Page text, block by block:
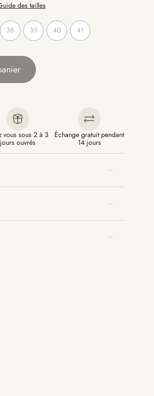
des tailles
38 39 40 41
vous sous 2 à 3
jours ouvrés
Échange gratuit pendant
14 jours